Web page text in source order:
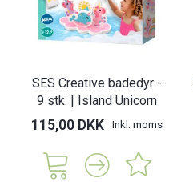
SES Creative badedyr -
9 stk. | Island Unicorn
115,00 DKK Inkl. moms